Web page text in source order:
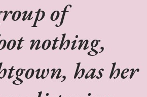
of
nothing,
has her